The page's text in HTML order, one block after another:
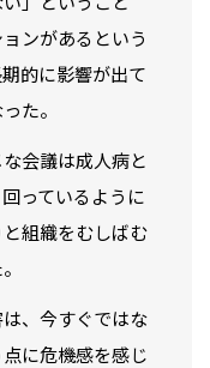
ンがあるという
的に影響が出て
た。
会議は成人病と
っているように
組織をむしばむ
、今すぐではな
に危機感を感じ